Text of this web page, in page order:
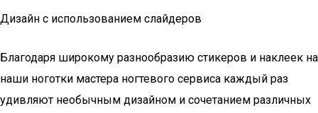
Дизайн с использованием слайдеров
Благодаря широкому разнообразию стикеров и наклеек на
наши ноготки мастера ногтевого сервиса каждый раз
удивляют необычным дизайном и сочетанием различных